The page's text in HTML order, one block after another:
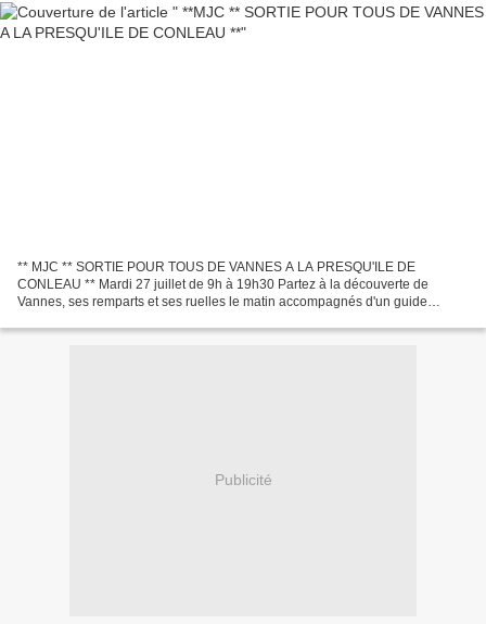
** MJC ** SORTIE POUR TOUS DE VANNES A LA PRESQU'ILE DE
CONLEAU ** Mardi 27 juillet de 9h à 19h30 Partez à la découverte de
Vannes, ses remparts et ses ruelles le matin accompagnés d'un guide
Publicité